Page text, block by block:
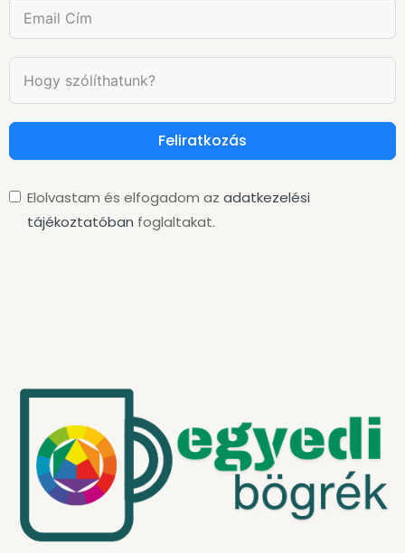
Feliratkozás
Elolvastam és elfogadom az adatkezelési
tájékoztatóban foglaltakat.